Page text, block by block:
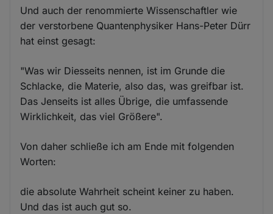
Und auch der renommierte Wissenschaftler wie
der verstorbene Quantenphysiker Hans-Peter Dürr
hat einst gesagt:
"Was wir Diesseits nennen, ist im Grunde die
Schlacke, die Materie, also das, was greifbar ist.
Das Jenseits ist alles Übrige, die umfassende
Wirklichkeit, das viel Größere".
Von daher schließe ich am Ende mit folgenden
Worten:
die absolute Wahrheit scheint keiner zu haben.
Und das ist auch gut so.